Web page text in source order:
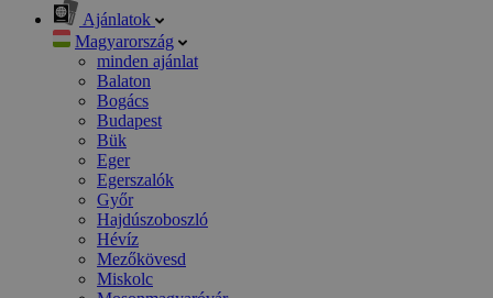
Ajánlatok
Magyarország
minden ajánlat
Balaton
Bogács
Budapest
Bük
Eger
Egerszalók
Győr
Hajdúszoboszló
Hévíz
Mezőkövesd
Miskolc